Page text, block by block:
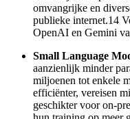
omvangrijke en
publieke internet.14
OpenAI en Gemini
Small Language
aanzienlijk minder
miljoenen tot enkele
efficiënter, vereisen
geschikter voor on-